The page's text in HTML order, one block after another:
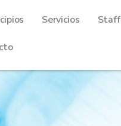
Servicios Staff